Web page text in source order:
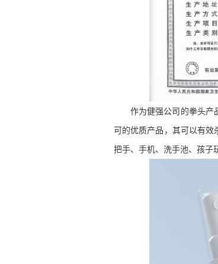
作为健强公司的拳头产
可的优质产品，其可以有效
把手、手机、洗手池、孩子